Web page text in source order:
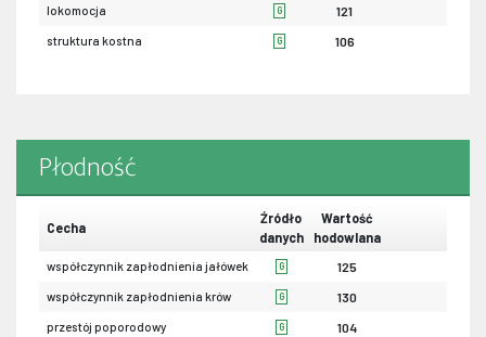
lokomocja G 121
struktura kostna G 106
Płodność
Cecha
Źródło
danych
Wartość
hodowlana
współczynnik zapłodnienia jałówek G 125
współczynnik zapłodnienia krów G 130
przestój poporodowy G 104